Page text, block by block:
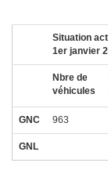
Situation
1er janvier
Nbre de
véhicules
GNC 963
GNL